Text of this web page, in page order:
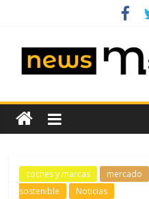
News
Motoreto
Noticias
de
coches y marcas mercado
sostenible
Noticias